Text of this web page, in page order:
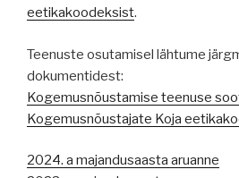
eetikakoodeksist.
Teenuste osutamisel lähtume
dokumentidest:
Kogemusnõustamise teenuse
Kogemusnõustajate Koja
2024. a majandusaasta aruanne